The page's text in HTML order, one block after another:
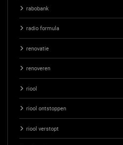
rabobank
radio formula
renovatie
renoveren
riool
riool ontstoppen
riool verstopt